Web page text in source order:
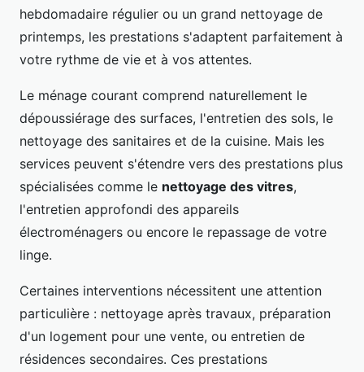
hebdomadaire régulier ou un grand nettoyage de
printemps, les prestations s'adaptent parfaitement à
votre rythme de vie et à vos attentes.
Le ménage courant comprend naturellement le
dépoussiérage des surfaces, l'entretien des sols, le
nettoyage des sanitaires et de la cuisine. Mais les
services peuvent s'étendre vers des prestations plus
spécialisées comme le nettoyage des vitres,
l'entretien approfondi des appareils
électroménagers ou encore le repassage de votre
linge.
Certaines interventions nécessitent une attention
particulière : nettoyage après travaux, préparation
d'un logement pour une vente, ou entretien de
résidences secondaires. Ces prestations